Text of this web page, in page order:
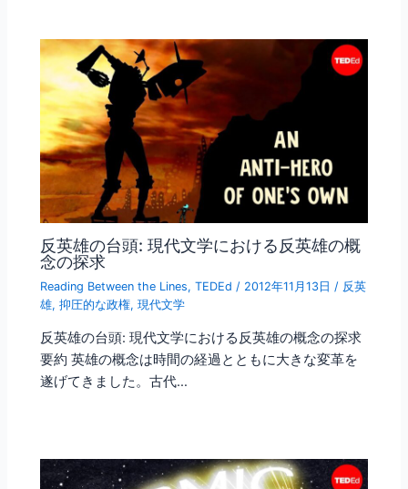
反英雄の台頭: 現代文学における反英雄の概
念の探求
Reading Between the Lines,TEDEd / 2012年11月13日 / 反英
雄,抑圧的な政権,現代文学
反英雄の台頭: 現代文学における反英雄の概念の探求
要約 英雄の概念は時間の経過とともに大きな変革を
遂げてきました。古代…